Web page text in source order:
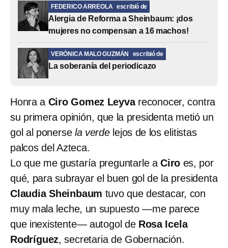
FEDERICO ARREOLA escribió de
Alergia de Reforma a Sheinbaum: ¡dos
mujeres no compensan a 16 machos!
VERÓNICA MALO GUZMÁN escribió de
La soberanía del periodicazo
Honra a Ciro Gomez Leyvareconocer, contra
su primera opinión, que la presidenta metió un
gol al ponerse la verdelejos de los elitistas
palcos del Azteca.
Lo que me gustaría preguntarle a Ciro es, por
qué, para subrayar el buen gol de la presidenta
Claudia Sheinbaum tuvo que destacar, con
muy mala leche, un supuesto —me parece
que inexistente— autogol de Rosa Icela
Rodríguez, secretaria de Gobernación.